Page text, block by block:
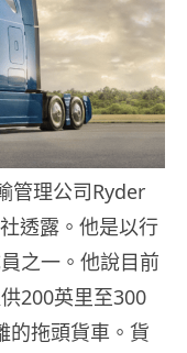
管理公司Ryder
透露。他是以行
之一。他說目前
200英里至300
的拖頭貨車。貨